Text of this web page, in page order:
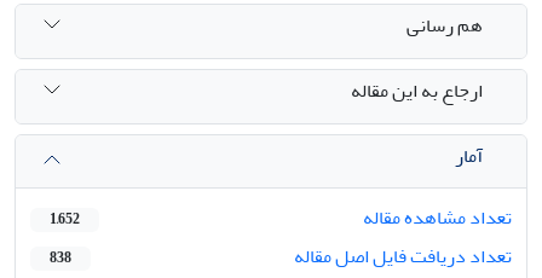
هم رسانی
ارجاع به این مقاله
آمار
تعداد مشاهده مقاله
1,652
تعداد دریافت فایل اصل مقاله 838